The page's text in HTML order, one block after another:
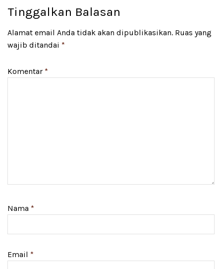
Tinggalkan Balasan
Alamat email Anda tidak akan dipublikasikan. Ruas yang
wajib ditandai *
Komentar *
Nama *
Email *